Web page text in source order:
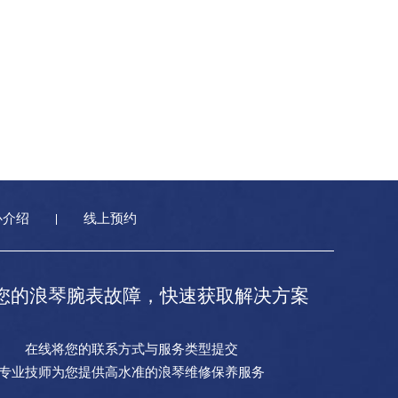
绍 线上预约
的浪琴腕表故障，快速获取解决方案
在线将您的联系方式与服务类型提交
业技师为您提供高水准的浪琴维修保养服务